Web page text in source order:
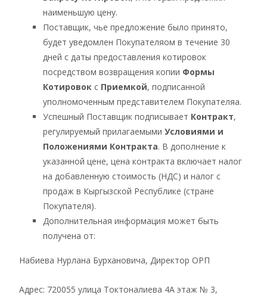
наименьшую цену.
Поставщик, чье предложение было принято,
будет уведомлен Покупателяом в течение 30
дней с даты предоставления котировок
посредством возвращения копии Формы
Котировок с Приемкой, подписанной
уполномоченным представителем Покупателяа.
Успешный Поставщик подписывает Контракт,
регулируемый прилагаемыми Условиями и
Положениями Контракта. В дополнение к
указанной цене, цена контракта включает налог
на добавленную стоимость (НДС) и налог с
продаж в Кыргызской Республике (стране
Покупателя).
Дополнительная информация может быть
получена от:
Набиева Нурлана Бурхановича, Директор ОРП
Адрес: 720055 улица Токтоналиева 4А этаж № 3,